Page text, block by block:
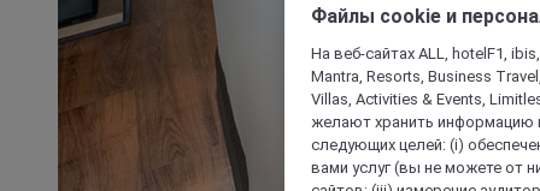
Файлы cookie и
На веб-сайтах ALL, hotelF1,
Mantra, Resorts, Business
Villas, Activities & Events,
желают хранить информацию
следующих целей: (i)
вами услуг (вы не можете от